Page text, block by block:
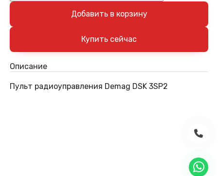
Добавить в корзину
Описание
Пульт радиоуправления Demag DSK 3SP2